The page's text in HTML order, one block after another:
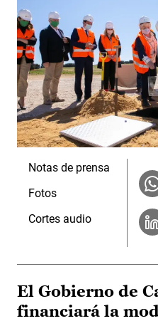
Notas de prensa
Fotos
Cortes audio
El Gobierno de
financiará la